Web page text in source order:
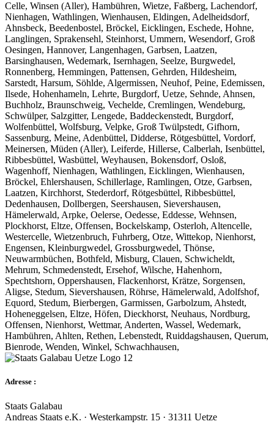
Celle, Winsen (Aller), Hambühren, Wietze, Faßberg, Lachendorf,
Nienhagen, Wathlingen, Wienhausen, Eldingen, Adelheidsdorf,
Ahnsbeck, Beedenbostel, Bröckel, Eicklingen, Eschede, Hohne,
Langlingen, Sprakensehl, Steinhorst, Ummern, Wesendorf, Groß
Oesingen, Hannover, Langenhagen, Garbsen, Laatzen,
Barsinghausen, Wedemark, Isernhagen, Seelze, Burgwedel,
Ronnenberg, Hemmingen, Pattensen, Gehrden, Hildesheim,
Sarstedt, Harsum, Söhlde, Algermissen, Neuhof, Peine, Edemissen,
Ilsede, Hohenhameln, Lehrte, Burgdorf, Uetze, Sehnde, Ahnsen,
Buchholz, Braunschweig, Vechelde, Cremlingen, Wendeburg,
Schwülper, Salzgitter, Lengede, Baddeckenstedt, Burgdorf,
Wolfenbüttel, Wolfsburg, Velpke, Groß Twülpstedt, Gifhorn,
Sassenburg, Meine, Adenbüttel, Didderse, Rötgesbüttel, Vordorf,
Meinersen, Müden (Aller), Leiferde, Hillerse, Calberlah, Isenbüttel,
Ribbesbüttel, Wasbüttel, Weyhausen, Bokensdorf, Osloß,
Wagenhoff, Nienhagen, Wathlingen, Eicklingen, Wienhausen,
Bröckel, Ehlershausen, Schillerlage, Ramlingen, Otze, Garbsen,
Laatzen, Kirchhorst, Stederdorf, Rötgesbüttel, Ribbesbüttel,
Dedenhausen, Dollbergen, Seershausen, Sievershausen,
Hämelerwald, Arpke, Oelerse, Oedesse, Eddesse, Wehnsen,
Plockhorst, Eltze, Offensen, Bockelskamp, Osterloh, Altencelle,
Westercelle, Wietzenbruch, Fuhrberg, Otze, Wittekop, Nienhorst,
Engensen, Kleinburgwedel, Grossburgwedel, Thönse,
Neuwarmbüchen, Bothfeld, Misburg, Clauen, Schwicheldt,
Mehrum, Schmedenstedt, Ersehof, Wilsche, Hahenhorn,
Spechtshorn, Oppershausen, Flackenhorst, Krätze, Sorgensen,
Aligse, Stedum, Sievershausen, Röhrse, Hämelerwald, Adolfshof,
Equord, Stedum, Bierbergen, Garmissen, Garbolzum, Ahstedt,
Hoheneggelsen, Eltze, Höfen, Dieckhorst, Neuhaus, Nordburg,
Offensen, Nienhorst, Wettmar, Anderten, Wassel, Wedemark,
Hambühren, Ahlten, Rethen, Lebenstedt, Ruiddagshausen, Querum,
Bienrode, Wenden, Winkel, Schwachhausen,
Adresse :
Staats Galabau
Andreas Staats e.K. · Westerkampstr. 15 · 31311 Uetze